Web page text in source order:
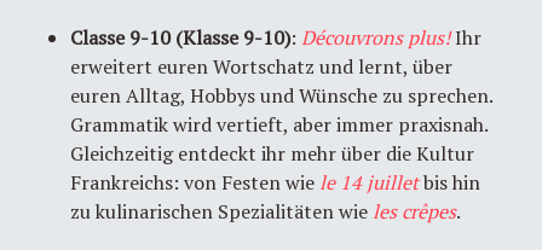
Classe 9-10 (Klasse 9-10): Découvrons plus!Ihr
erweitert euren Wortschatz und lernt, über
euren Alltag, Hobbys und Wünsche zu sprechen.
Grammatik wird vertieft, aber immer praxisnah.
Gleichzeitig entdeckt ihr mehr über die Kultur
Frankreichs: von Festen wie le 14 juilletbis hin
zu kulinarischen Spezialitäten wie les crêpes.